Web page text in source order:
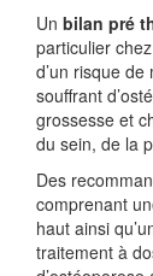
Un bilan pré
particulier
d’un risque
souffrant
grossesse et
du sein, de la
Des
comprenant
haut ainsi
traitement à